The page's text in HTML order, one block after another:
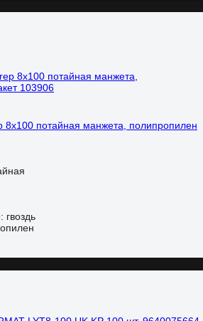
8х100 потайная манжета, полипропилен
гвоздь